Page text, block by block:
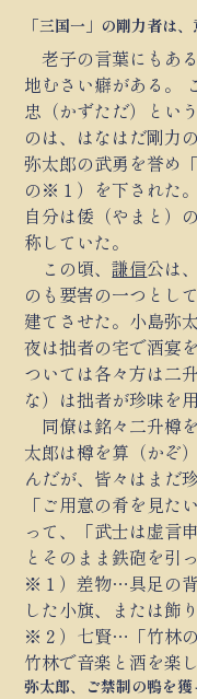
「三国一」の剛力者は
老子の言葉にもあ
地むさい癖がある。
忠（かずただ）とい
のは、はなはだ剛力
弥太郎の武勇を誉め
の※１）を下された
自分は倭（やまと）
称していた。
この頃、謙信公は
のも要害の一つとし
建てさせた。小島弥
夜は拙者の宅で酒宴
ついては各々方は二
な）は拙者が珍味を
同僚は銘々二升樽
太郎は樽を算（かぞ
んだが、皆々はまだ
「ご用意の肴を見た
って、「武士は虚言
とそのまま鉄砲を引
※１）差物…具足の
した小旗、または飾
※２）七賢…「竹林
竹林で音楽と酒を楽
弥太郎、ご禁制の鴨を